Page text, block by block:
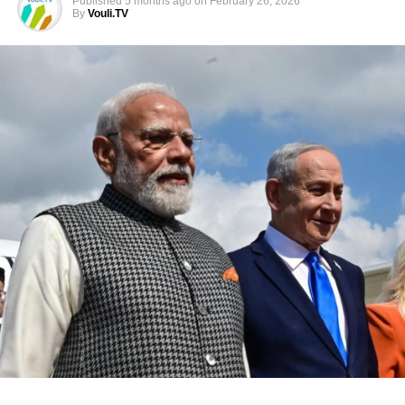
επιλεκτικές παρεμβάσεις που θα συνδέονται άμεσα με την
εικόνα του στο εσωτερικό.
Ο Kirk υπήρξε ένθερμος αντίπαλος της στρατιωτικής
βοήθειας προς το Κίεβο, θεωρώντας ότι εξαντλεί τον
αμερικανικό προϋπολογισμό προς όφελος ενός πολέμου
χωρίς προοπτική. Η φωνή του συνέπιπτε με εκείνη,
τμημάτων του Ρεπουμπλικανικού κόμματος που ζητούν
αποδέσμευση από το ουκρανικό μέτωπο. Η απώλειά του
ενδέχεται να μετατραπεί σε σύμβολο για τη συντηρητική
βάση, πιέζοντας τον Trump να σκληρύνει περαιτέρω τη
στάση του απέναντι στη συνέχιση της αμερικανικής
εμπλοκής.
Οι αντίκτυποι δεν περιορίζονται στις ΗΠΑ. Κράτη που
στηρίζονται στην αμερικανική αρωγή, με πρώτη την
Ουκρανία, παρακολουθούν με ανησυχία μήπως η
By Vouli.TV